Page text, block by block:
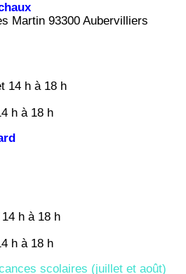
Martin 93300 Aubervilliers
14 h à 18 h
h à 18 h
h à 18 h
h à 18 h
scolaires (juillet et août)